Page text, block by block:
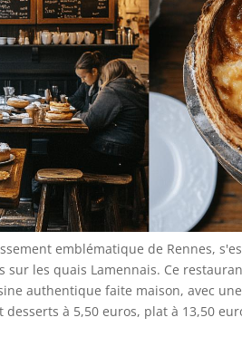
emblématique de Rennes,
sur les quais Lamennais. Ce
authentique faite maison, avec
desserts à 5,50 euros, plat à 13,50